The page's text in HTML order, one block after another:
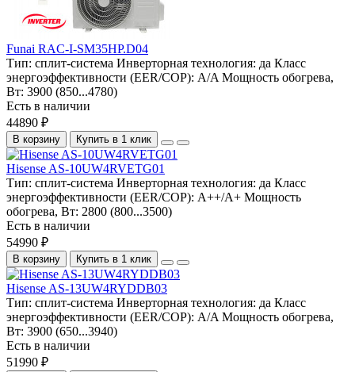
Funai RAC-I-SM35HP.D04
Тип: сплит-система Инверторная технология: да Класс
энергоэффективности (EER/COP): A/A Мощность обогрева,
Вт: 3900 (850...4780)
Есть в наличии
44890 ₽
В корзину Купить в 1 клик
Hisense AS-10UW4RVETG01
Тип: сплит-система Инверторная технология: да Класс
энергоэффективности (EER/COP): A++/A+ Мощность
обогрева, Вт: 2800 (800...3500)
Есть в наличии
54990 ₽
В корзину Купить в 1 клик
Hisense AS-13UW4RYDDB03
Тип: сплит-система Инверторная технология: да Класс
энергоэффективности (EER/COP): A/A Мощность обогрева,
Вт: 3900 (650...3940)
Есть в наличии
51990 ₽